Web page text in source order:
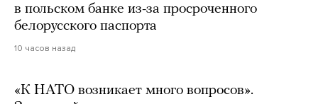
в польском банке из-за просроченного
белорусского паспорта
10 часов назад
«К НАТО возникает много вопросов».